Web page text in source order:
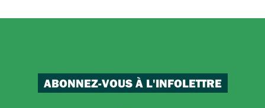
ABONNEZ-VOUS À L'INFOLETTRE